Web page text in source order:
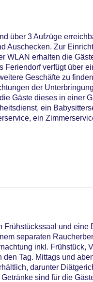
über 3 Aufzüge
Auschecken. Zur
WLAN erhalten die
Feriendorf verfügt über
Geschäfte zu
der
Gäste dieses in einer
ein
ein
Liegen am Pool
und eine
separaten
inkl. Frühstück,
Tag. Mittags und
darunter
sind für die